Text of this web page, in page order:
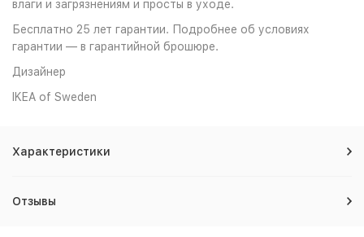
влаги и загрязнениям и просты в уходе.
Бесплатно 25 лет гарантии. Подробнее об условиях
гарантии — в гарантийной брошюре.
Дизайнер
IKEA of Sweden
Характеристики
Отзывы